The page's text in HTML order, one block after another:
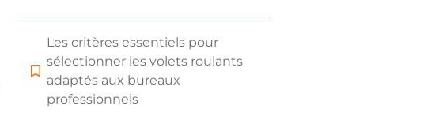
Les critères essentiels pour
sélectionner les volets roulants
adaptés aux bureaux
professionnels